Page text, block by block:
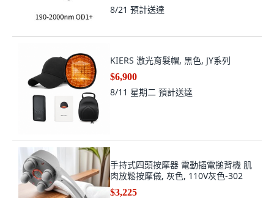
8/21 預計送達
KIERS 激光育髮帽, 黑色, JY系列
$6,900
8/11 星期二 預計送達
手持式四頭按摩器 電動插電搥背機 肌
肉放鬆按摩儀, 灰色, 110V灰色-302
$3,225